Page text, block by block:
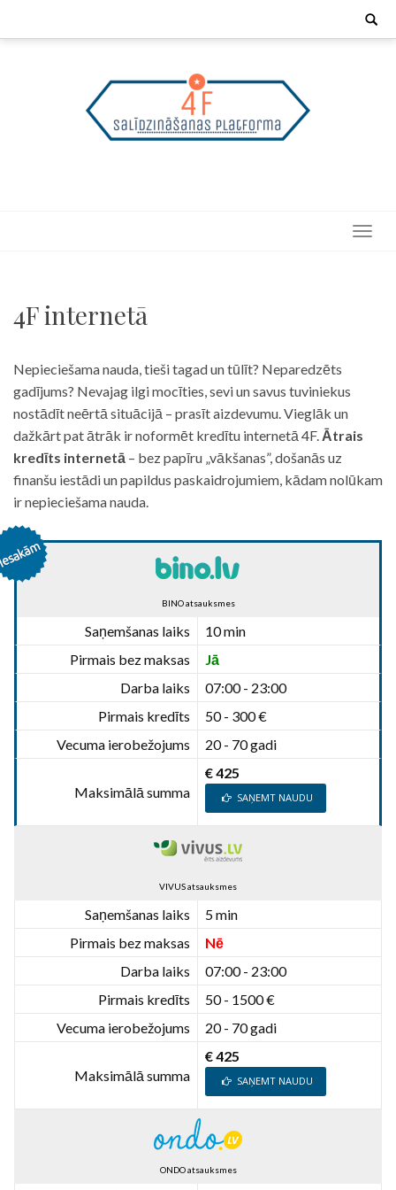
Search
4F internetā
Nepieciešama nauda, tieši tagad un tūlīt? Neparedzēts
gadījums? Nevajag ilgi mocīties, sevi un savus tuviniekus
nostādīt neērtā situācijā – prasīt aizdevumu. Vieglāk un
dažkārt pat ātrāk ir noformēt kredītu internetā 4F. Ātrais
kredīts internetā – bez papīru „vākšanas”, došanās uz
finanšu iestādi un papildus paskaidrojumiem, kādam nolūkam
ir nepieciešama nauda.
BINO atsauksmes
Saņemšanas laiks
10 min
Pirmais bez maksas
Jā
Darba laiks
07:00 - 23:00
Pirmais kredīts
50 - 300 €
Vecuma ierobežojums
20 - 70 gadi
Maksimālā summa
€ 425
SAŅEMT NAUDU
VIVUS atsauksmes
Saņemšanas laiks
5 min
Pirmais bez maksas
Nē
Darba laiks
07:00 - 23:00
Pirmais kredīts
50 - 1500 €
Vecuma ierobežojums
20 - 70 gadi
Maksimālā summa
€ 425
SAŅEMT NAUDU
ONDO atsauksmes